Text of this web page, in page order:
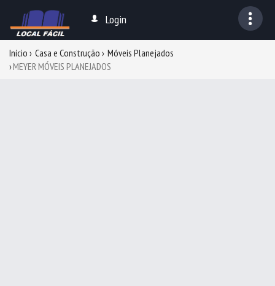
Login
Início Casa e Construção
Móveis Planejados
MEYER MÓVEIS PLANEJADOS